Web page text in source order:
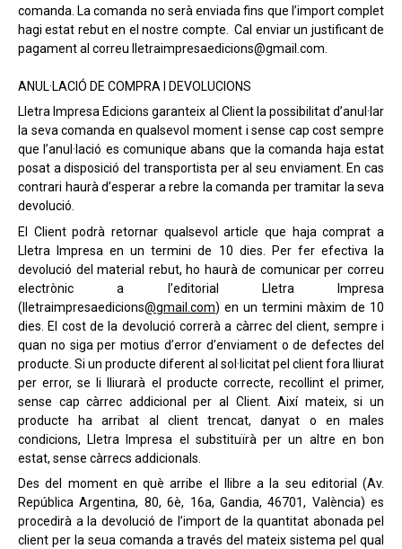
comanda. La comanda no serà enviada fins que l’import complet
hagi estat rebut en el nostre compte. Cal enviar un justificant de
pagament al correu lletraimpresaedicions@gmail.com.
ANUL·LACIÓ DE COMPRA I DEVOLUCIONS
Lletra Impresa Edicions garanteix al Client la possibilitat d’anul·lar
la seva comanda en qualsevol moment i sense cap cost sempre
que l’anul·lació es comunique abans que la comanda haja estat
posat a disposició del transportista per al seu enviament. En cas
contrari haurà d’esperar a rebre la comanda per tramitar la seva
devolució.
El Client podrà retornar qualsevol article que haja comprat a
Lletra Impresa en un termini de 10 dies. Per fer efectiva la
devolució del material rebut, ho haurà de comunicar per correu
electrònic a l’editorial Lletra Impresa
(lletraimpresaedicions@gmail.com) en un termini màxim de 10
dies. El cost de la devolució correrà a càrrec del client, sempre i
quan no siga per motius d’error d’enviament o de defectes del
producte.Si un producte diferent al sol·licitat pel client fora lliurat
per error, se li lliurarà el producte correcte, recollint el primer,
sense cap càrrec addicional per al Client. Així mateix, si un
producte ha arribat al client trencat, danyat o en males
condicions, Lletra Impresa el substituïrà per un altre en bon
estat, sense càrrecs addicionals.
Des del moment en què arribe el llibre a la seu editorial (Av.
República Argentina, 80, 6è, 16a, Gandia, 46701, València) es
procedirà a la devolució de l’import de la quantitat abonada pel
client per la seua comanda a través del mateix sistema pel qual